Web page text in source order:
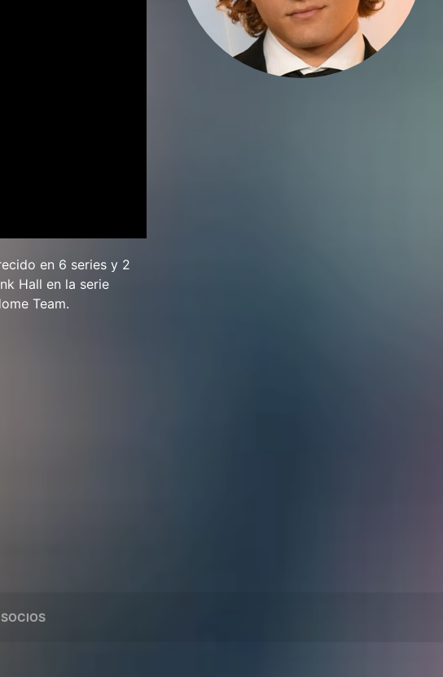
en 6 series y 2
Hall en la serie
Team.
SOCIOS